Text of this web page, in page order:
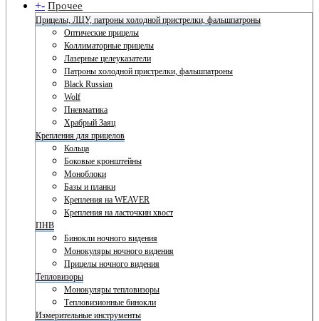
+- Прочее
Прицелы, ЛЦУ, патроны холодной пристрелки, фальшпатроны
Оптические прицелы
Коллиматорные прицелы
Лазерные целеуказатели
Патроны холодной пристрелки, фальшпатроны
Black Russian
Wolf
Пневматика
Храбрый Заяц
Крепления для прицелов
Кольца
Боковые кронштейны
Моноблоки
Базы и планки
Крепления на WEAVER
Крепления на ласточкин хвост
ПНВ
Бинокли ночного видения
Монокуляры ночного видения
Прицелы ночного видения
Тепловизоры
Монокуляры тепловизоры
Тепловизионные бинокли
Измерительные инструменты